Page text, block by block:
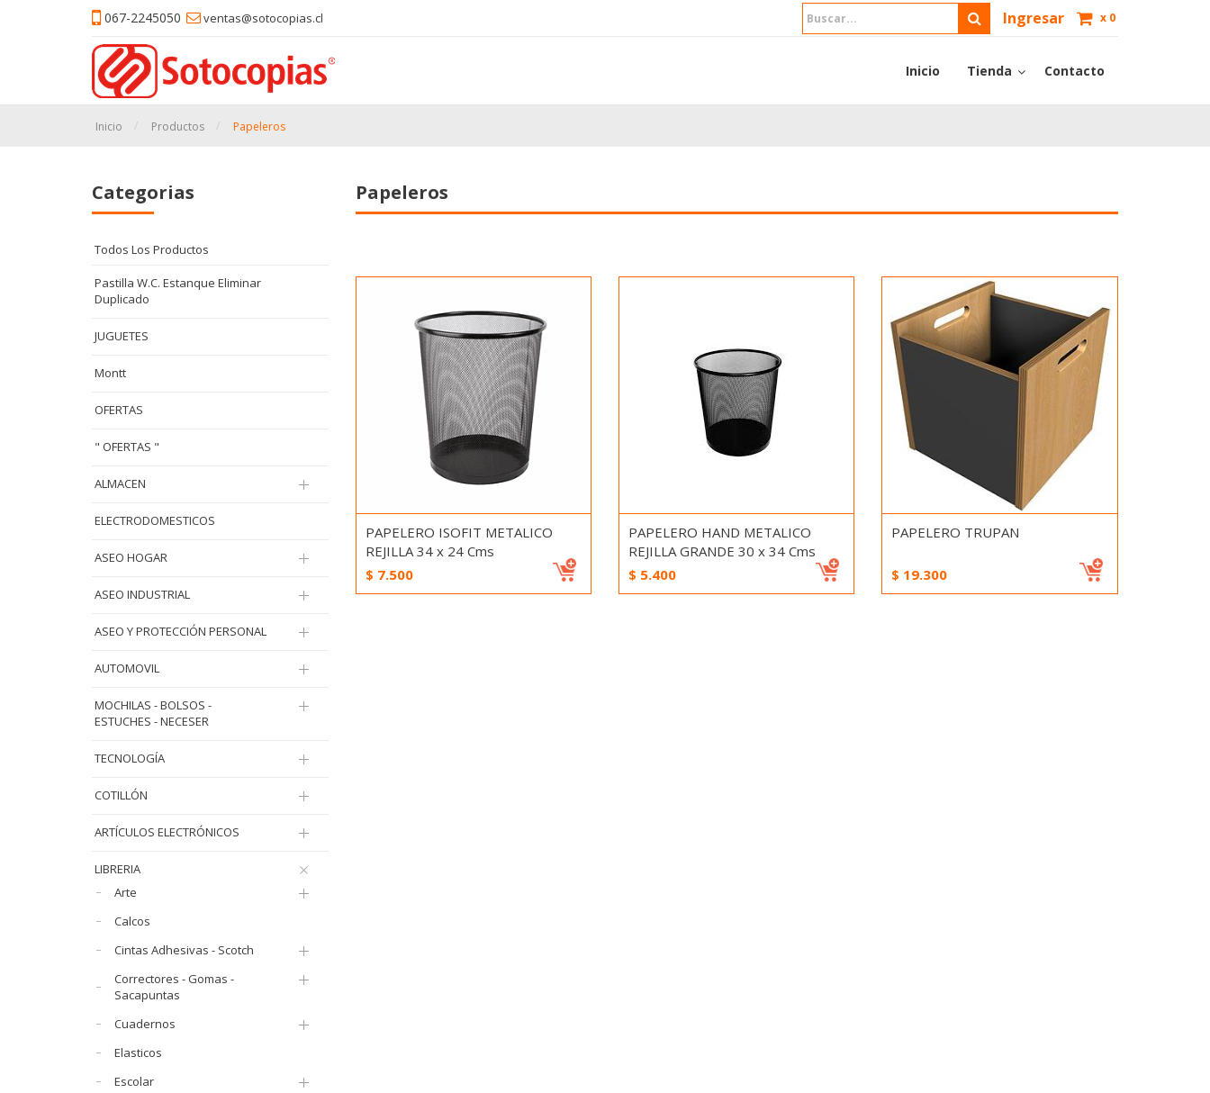
067-2245050 ventas@sotocopias.cl Ingresar x 0
Inicio Tienda Contacto
Inicio Productos Papeleros
Categorias
Todos Los Productos
Pastilla W.C. Estanque Eliminar
Duplicado
JUGUETES
Montt
OFERTAS
" OFERTAS "
ALMACEN
ELECTRODOMESTICOS
ASEO HOGAR
ASEO INDUSTRIAL
ASEO Y PROTECCIÓN PERSONAL
AUTOMOVIL
MOCHILAS - BOLSOS -
ESTUCHES - NECESER
TECNOLOGÍA
COTILLÓN
ARTÍCULOS ELECTRÓNICOS
LIBRERIA
Arte
Calcos
Cintas Adhesivas - Scotch
Correctores - Gomas -
Sacapuntas
Cuadernos
Elasticos
Escolar
Papeleros
PAPELERO ISOFIT METALICO
REJILLA 34 x 24 Cms
$ 7.500
PAPELERO HAND METALICO
REJILLA GRANDE 30 x 34 Cms
$ 5.400
PAPELERO TRUPAN
$ 19.300